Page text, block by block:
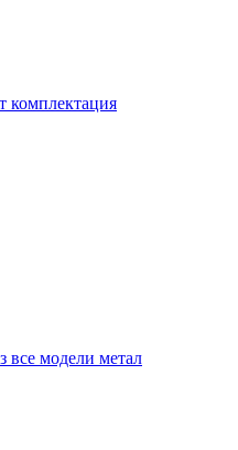
комплектация
все модели метал